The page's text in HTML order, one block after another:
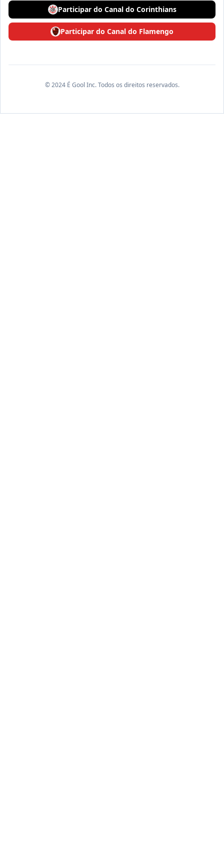
Participar do Canal do Corinthians
Participar do Canal do Flamengo
© 2024 É Gool Inc. Todos os direitos reservados.